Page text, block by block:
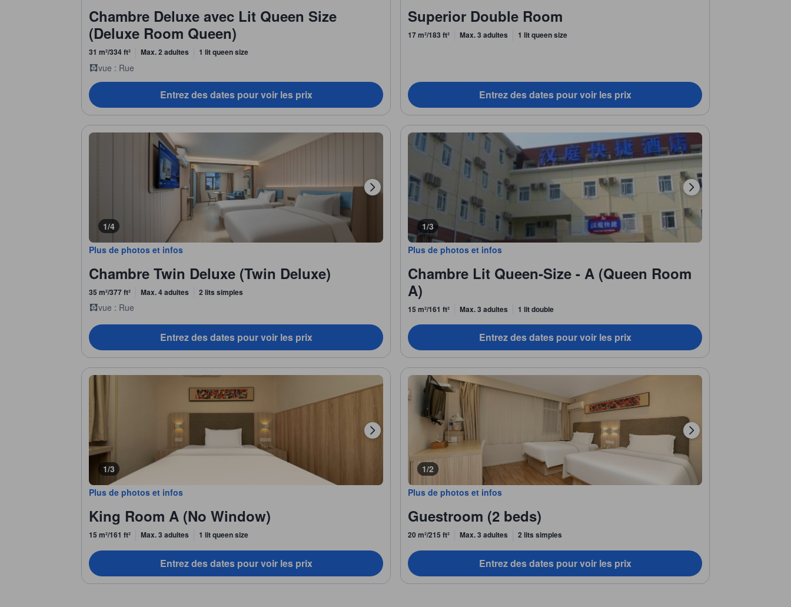
Chambre Deluxe avec Lit Queen Size
(Deluxe Room Queen)
31 m²/334 ft² Max. 2 adultes 1 lit queen size
vue : Rue
Entrez des dates pour voir les prix
Superior Double Room
17 m²/183 ft² Max. 3 adultes 1 lit queen size
Entrez des dates pour voir les prix
1/4
Plus de photos et infos
Chambre Twin Deluxe (Twin Deluxe)
35 m²/377 ft² Max. 4 adultes 2 lits simples
vue : Rue
Entrez des dates pour voir les prix
1/3
Plus de photos et infos
Chambre Lit Queen-Size - A (Queen Room
A)
15 m²/161 ft² Max. 3 adultes 1 lit double
Entrez des dates pour voir les prix
1/3
Plus de photos et infos
King Room A (No Window)
15 m²/161 ft² Max. 3 adultes 1 lit queen size
Entrez des dates pour voir les prix
1/2
Plus de photos et infos
Guestroom (2 beds)
20 m²/215 ft² Max. 3 adultes 2 lits simples
Entrez des dates pour voir les prix